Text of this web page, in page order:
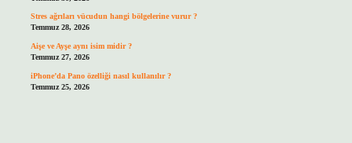
Stres ağrıları vücudun hangi bölgelerine vurur ?
Temmuz 28, 2026
Aişe ve Ayşe aynı isim midir ?
Temmuz 27, 2026
iPhone’da Pano özelliği nasıl kullanılır ?
Temmuz 25, 2026